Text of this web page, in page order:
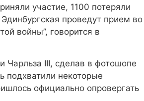
участие, 1100 потеряли
проведут прием во
войны”, говорится в
Чарльза III, сделав в фотошопе
подхватили некоторые
официально опровергать